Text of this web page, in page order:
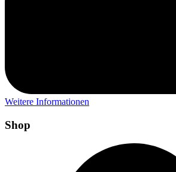
Weitere Informationen
Shop